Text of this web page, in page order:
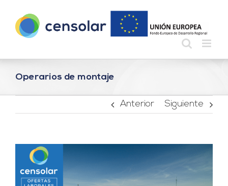
contenido
Operarios de montaje
Anterior Siguiente
imagen
más